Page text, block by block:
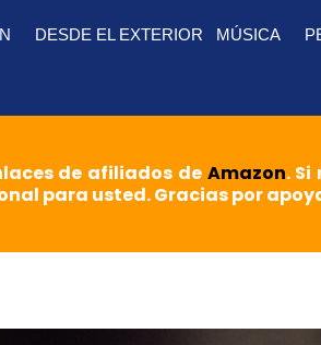
DESDE EL EXTERIOR MÚSICA
de afiliados de Amazon.
para usted. Gracias por